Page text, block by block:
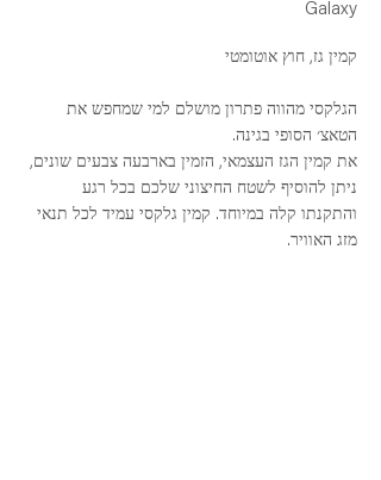
Galaxy
קמין גז, חוץ אוטומטי
הגלקסי מהווה פתרון מושלם למי שמחפש את
הטאצ׳ הסופי בגינה.
את קמין הגז העצמאי, הזמין בארבעה צבעים שונים,
ניתן להוסיף לשטח החיצוני שלכם בכל רגע
והתקנתו קלה במיוחד. קמין גלקסי עמיד לכל תנאי
מזג האוויר.